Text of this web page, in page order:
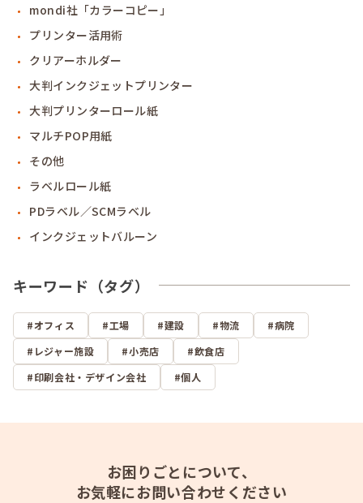
mondi社「カラーコピー」
プリンター活用術
クリアーホルダー
大判インクジェットプリンター
大判プリンターロール紙
マルチPOP用紙
その他
ラベルロール紙
PDラベル／SCMラベル
インクジェットバルーン
キーワード（タグ）
オフィス 工場 建設 物流
病院
レジャー施設
小売店
飲食店
印刷会社・デザイン会社
個人
お困りごとについて、
お気軽にお問い合わせください